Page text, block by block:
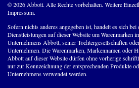
© 2026 Abbott. Alle Rechte vorbehalten. Weitere
Impressum.
Sofern nichts anderes angegeben ist, handelt es sich
Dienstleistungen auf dieser Website um Warenmarken
Unternehmens Abbott, seiner Tochtergesellschaften
Unternehmen. Die Warenmarken, Markennamen oder
Abbott auf dieser Website dürfen ohne vorherige
nur zur Kennzeichnung der entsprechenden Produkte
Unternehmens verwendet werden.